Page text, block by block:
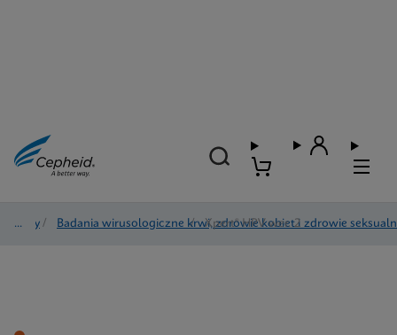
Testy / Badania wirusologiczne krwi, zdrowie kobiet i zdrowie
/ Xpert® HPV wer. 2